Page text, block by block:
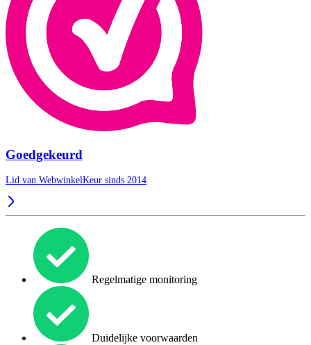
Goedgekeurd
Lid van WebwinkelKeur sinds 2014
Regelmatige monitoring
Duidelijke voorwaarden